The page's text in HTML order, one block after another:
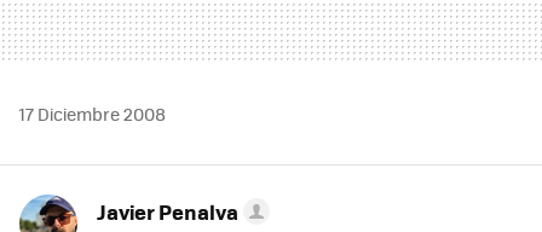
17 Diciembre 2008
Javier Penalva